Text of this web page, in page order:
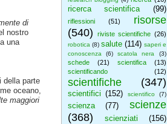
ricerca scientifica (99)
riflessioni (51)
risorse
(540)
riviste scientifiche (26)
robotica (8) salute (114) saperi e
conoscenza
(6) scatola nera (3)
schede (21) scientifica
(13)
scientificando
(12)
scientifiche (347)
scientifici (152) scientifico (7)
scienza (77)
scienze
(368)
scienziati (156)
di
nostro
una
della parte
oceano,
maggiori